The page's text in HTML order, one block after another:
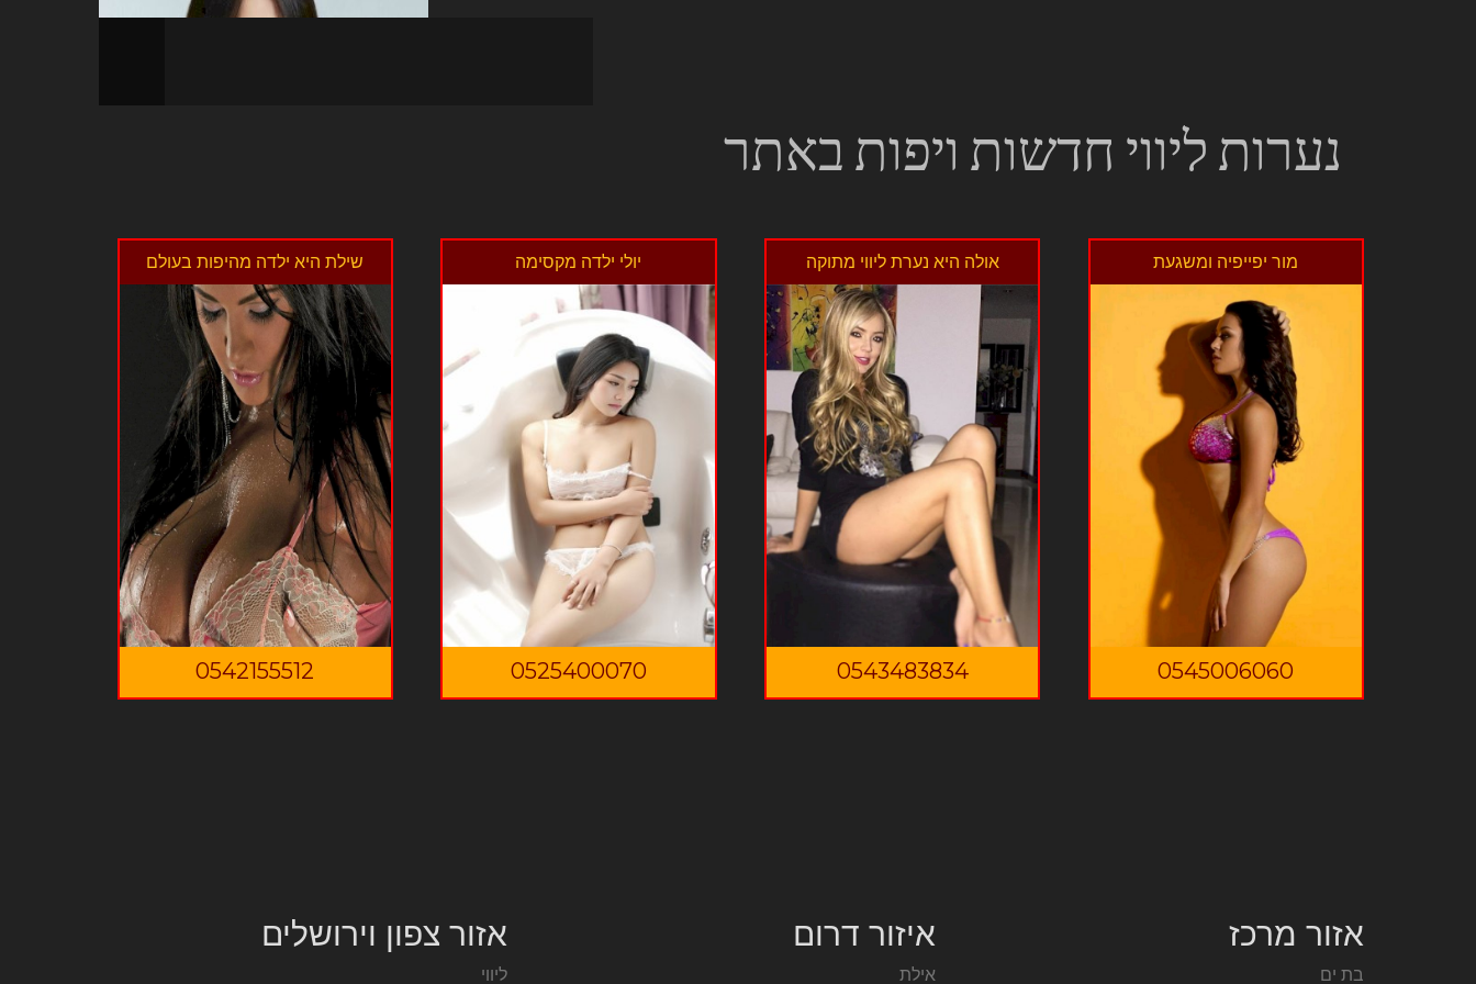
נערות ליווי חדשות ויפות באתר
מור יפייפיה ומשגעת
0545006060
אולה היא נערת ליווי מתוקה
0543483834
יולי ילדה מקסימה
0525400070
שילת היא ילדה מהיפות בעולם
0542155512
אזור מרכז
בת ים
איזור דרום
אילת
אזור צפון וירושלים
ליווי